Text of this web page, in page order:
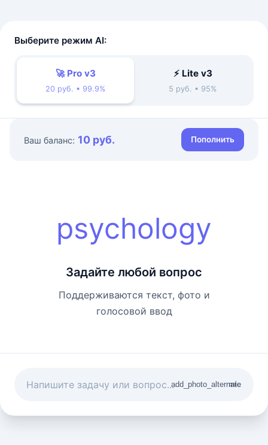
Выберите режим AI:
🚀 Pro v3
20 руб. • 99.9%
⚡ Lite v3
5 руб. • 95%
Ваш баланс: 10 руб. Пополнить
psychology
Задайте любой вопрос
Поддерживаются текст, фото и
голосовой ввод
add_photo_alternate
mic